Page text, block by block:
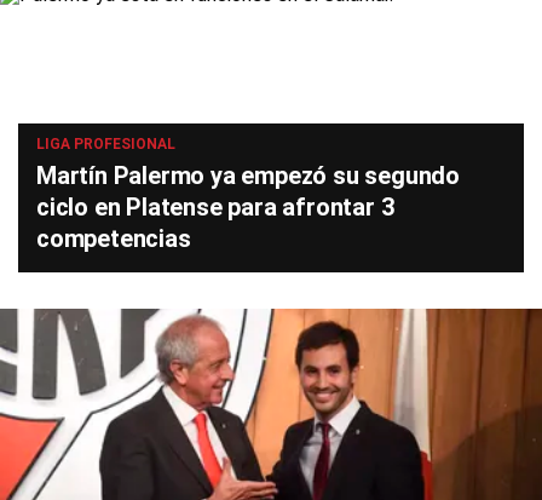
LIGA PROFESIONAL
Martín Palermo ya empezó su segundo
ciclo en Platense para afrontar 3
competencias